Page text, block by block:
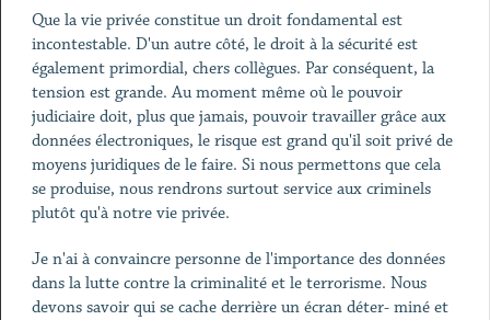
Que la vie privée constitue un droit fondamental est
incontestable. D'un autre côté, le droit à la sécurité est
également primordial, chers collègues. Par conséquent, la
tension est grande. Au moment même où le pouvoir
judiciaire doit, plus que jamais, pouvoir travailler grâce aux
données électroniques, le risque est grand qu'il soit privé de
moyens juridiques de le faire. Si nous permettons que cela
se produise, nous rendrons surtout service aux criminels
plutôt qu'à notre vie privée.
Je n'ai à convaincre personne de l'importance des données
dans la lutte contre la criminalité et le terrorisme. Nous
devons savoir qui se cache derrière un écran déter- miné et